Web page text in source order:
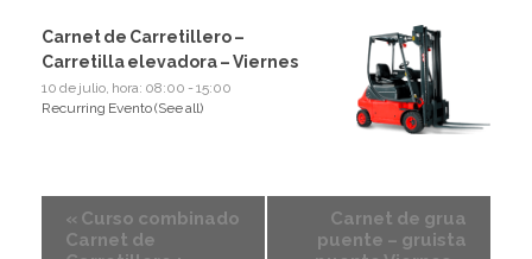
Carnet de Carretillero –
Carretilla elevadora – Viernes
10 de julio, hora: 08:00 -15:00
Recurring Evento(See all)
« Curso combinado
Carnet de
Carnet de grua
puente – gruista